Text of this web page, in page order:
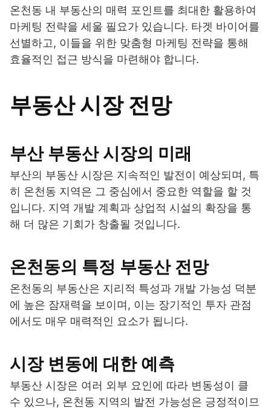
온천동 내 부동산의 매력 포인트를 최대한 활용하여
마케팅 전략을 세울 필요가 있습니다. 타겟 바이어를
선별하고, 이들을 위한 맞춤형 마케팅 전략을 통해
효율적인 접근 방식을 마련해야 합니다.
부동산 시장 전망
부산 부동산 시장의 미래
부산의 부동산 시장은 지속적인 발전이 예상되며, 특
히 온천동 지역은 그 중심에서 중요한 역할을 할 것
입니다. 지역 개발 계획과 상업적 시설의 확장을 통
해 더 많은 기회가 창출될 것입니다.
온천동의 특정 부동산 전망
온천동의 부동산은 지리적 특성과 개발 가능성 덕분
에 높은 잠재력을 보이며, 이는 장기적인 투자 관점
에서도 매우 매력적인 요소가 됩니다.
시장 변동에 대한 예측
부동산 시장은 여러 외부 요인에 따라 변동성이 클
수 있으나, 온천동 지역의 발전 가능성은 긍정적이므